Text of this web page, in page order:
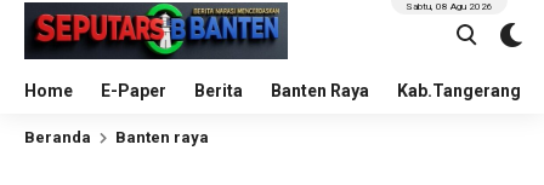
Home E-Paper Berita Banten Raya Kab.Tangerang
Sabtu, 08 Agu 2026
Beranda Banten raya